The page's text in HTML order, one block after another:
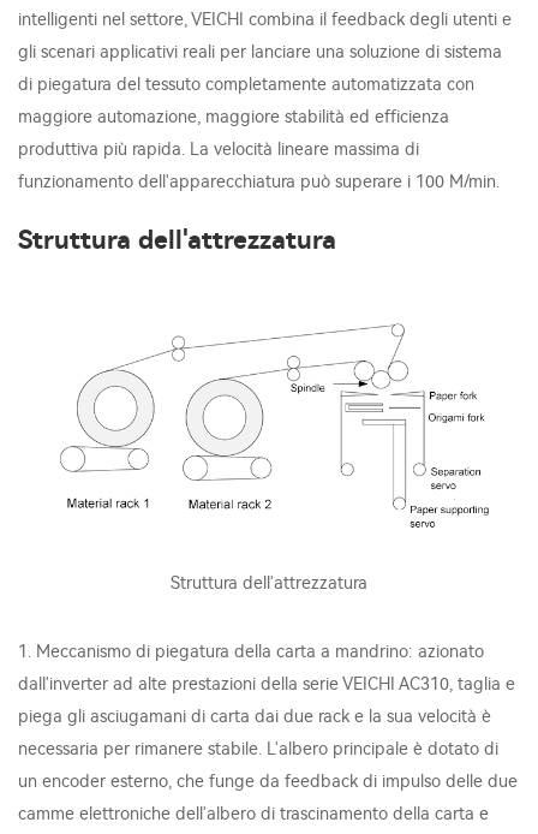
intelligenti nel settore, VEICHI combina il feedback degli utenti e
gli scenari applicativi reali per lanciare una soluzione di sistema
di piegatura del tessuto completamente automatizzata con
maggiore automazione, maggiore stabilità ed efficienza
produttiva più rapida. La velocità lineare massima di
funzionamento dell'apparecchiatura può superare i 100 M/min.
Struttura dell'attrezzatura
Struttura dell'attrezzatura
1. Meccanismo di piegatura della carta a mandrino: azionato
dall'inverter ad alte prestazioni della serie VEICHI AC310, taglia e
piega gli asciugamani di carta dai due rack e la sua velocità è
necessaria per rimanere stabile. L'albero principale è dotato di
un encoder esterno, che funge da feedback di impulso delle due
camme elettroniche dell'albero di trascinamento della carta e